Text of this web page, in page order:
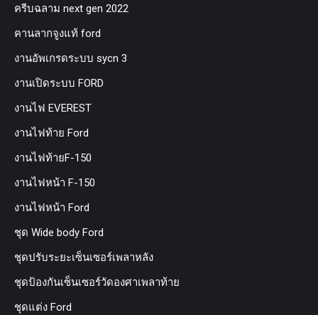
ครีบฉลาม next gen 2022
คานลากจูงแท้ ford
งานอัพเกรดระบบ sycn 3
งานเปิดระบบ FORD
งานไฟ EVEREST
งานไฟท้าย Ford
งานไฟท้ายF-150
งานไฟหน้า F-150
งานไฟหน้า Ford
ชุด Wide body Ford
ชุดปรับระยะเซ็นเซอร์เพลาหลัง
ชุดป้องกันเซ็นเซอร์วัดองศาเพลาท้าย
ชุดแต่ง Ford